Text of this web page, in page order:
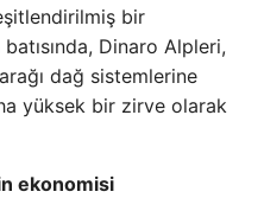
bir
Dinaro Alpleri,
dağ sistemlerine
yüksek bir zirve olarak
ekonomisi